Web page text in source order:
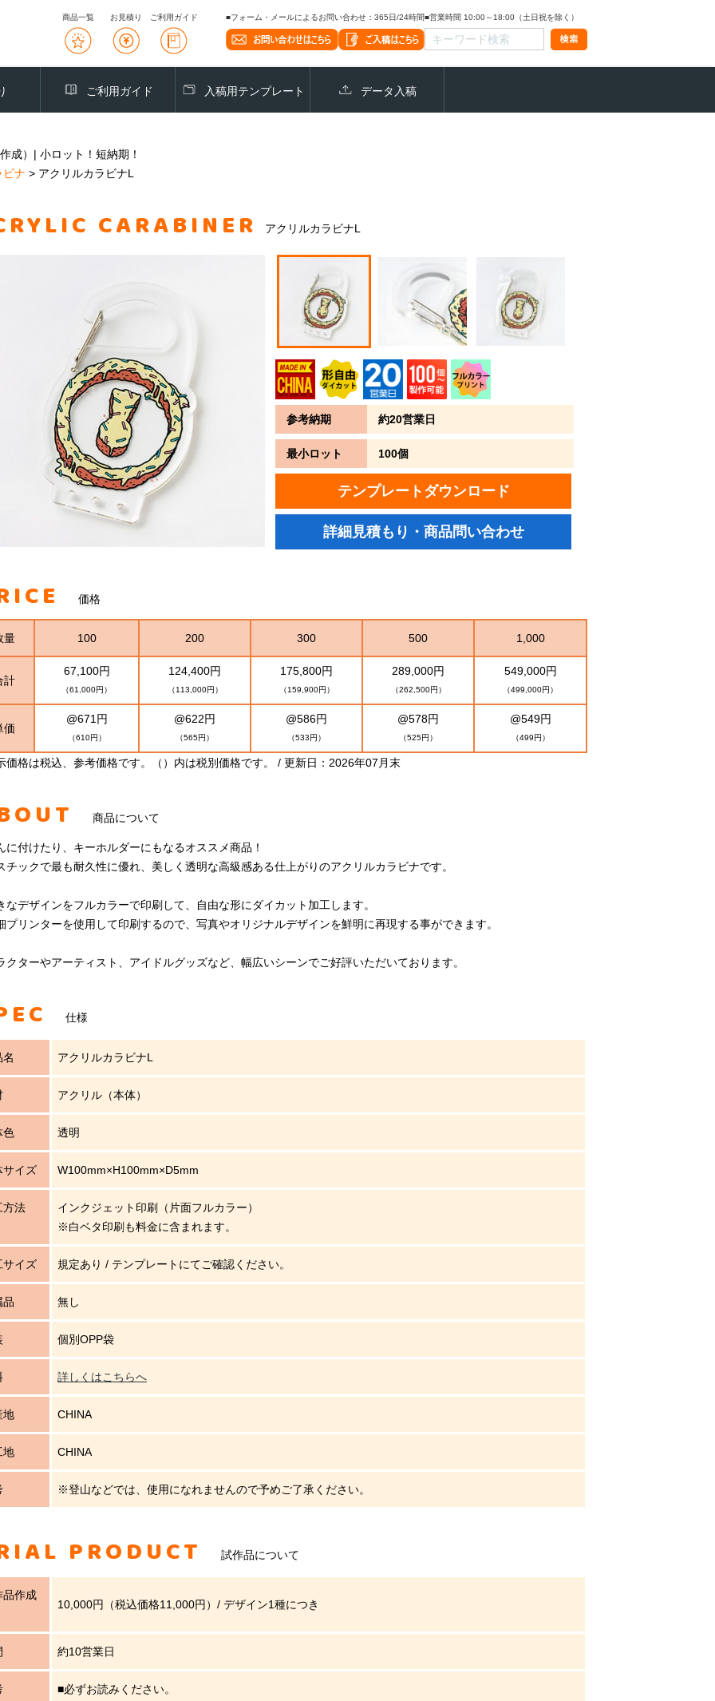
商品一覧 お見積り ご利用ガイド ■フォーム・メールによるお問い合わせ：365日/24時間■営業時間 10:00～18:00（土日祝を除く）
ご利用ガイド 入稿用テンプレート データ入稿
成）| 小ロット！短納期！
ビナ > アクリルカラビナL
CARABINER アクリルカラビナL
参考納期 約20営業日
最小ロット 100個
テンプレートダウンロード
詳細見積もり・商品問い合わせ
価格
量 100 200 300 500 1,000
計
67,100円
（61,000円）
124,400円
（113,000円）
175,800円
（159,900円）
289,000円
（262,500円）
549,000円
（499,000円）
価
@671円
（610円）
@622円
（565円）
@586円
（533円）
@578円
（525円）
@549円
（499円）
価格は税込、参考価格です。（）内は税別価格です。 / 更新日：2026年07月末
商品について
に付けたり、キーホルダーにもなるオススメ商品！
チックで最も耐久性に優れ、美しく透明な高級感ある仕上がりのアクリルカラビナです。
なデザインをフルカラーで印刷して、自由な形にダイカット加工します。
プリンターを使用して印刷するので、写真やオリジナルデザインを鮮明に再現する事ができます。
クターやアーティスト、アイドルグッズなど、幅広いシーンでご好評いただいております。
仕様
名 アクリルカラビナL
アクリル（本体）
色 透明
サイズ W100mm×H100mm×D5mm
方法
インクジェット印刷（片面フルカラー）
※白ベタ印刷も料金に含まれます。
サイズ 規定あり / テンプレートにてご確認ください。
品 無し
個別OPP袋
詳しくはこちらへ
地 CHINA
地 CHINA
※登山などでは、使用になれませんので予めご了承ください。
PRODUCT 試作品について
品作成
10,000円（税込価格11,000円）/ デザイン1種につき
約10営業日
■必ずお読みください。